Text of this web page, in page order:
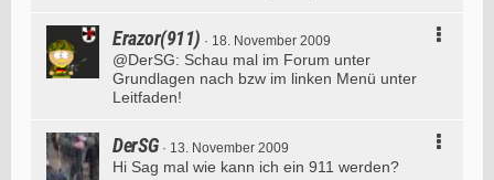
Erazor(911) 18. November 2009
@DerSG: Schau mal im Forum unter
Grundlagen nach bzw im linken Menü unter
Leitfaden!
DerSG 13. November 2009
Hi Sag mal wie kann ich ein 911 werden?